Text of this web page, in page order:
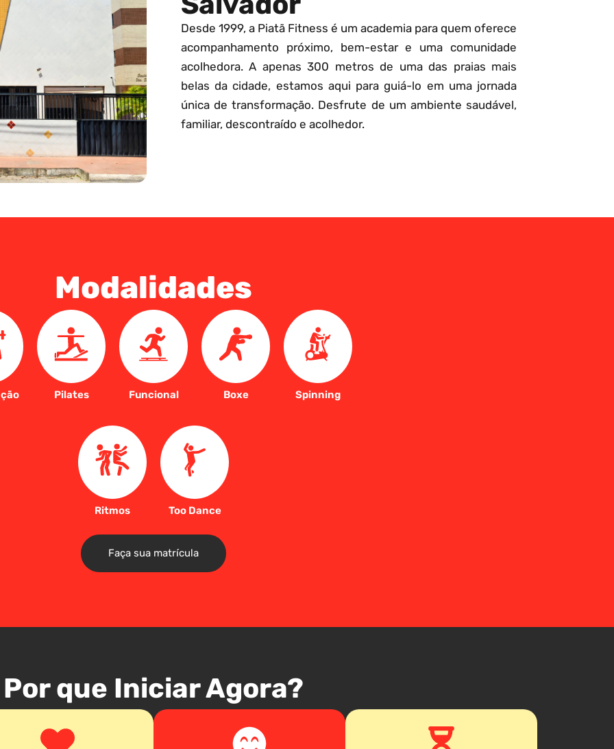
Desde 1999, a Piatã Fitness é um academia para quem oferece
acompanhamento próximo, bem-estar e uma comunidade
acolhedora. A apenas 300 metros de uma das praias mais
belas da cidade, estamos aqui para guiá-lo em uma jornada
única de transformação. Desfrute de um ambiente saudável,
familiar, descontraído e acolhedor.
Modalidades
Pilates Funcional Boxe Spinning
Ritmos Too Dance
Faça sua matrícula
Por que Iniciar Agora?